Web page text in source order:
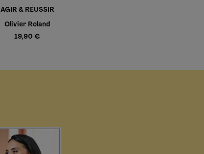
AGIR & RÉUSSIR
Olivier Roland
19,90 €